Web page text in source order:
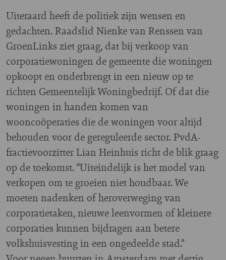
Uiteraard heeft de politiek zijn wensen en
gedachten. Raadslid Nienke van Renssen van
GroenLinks ziet graag, dat bij verkoop van
corporatiewoningen de gemeente die woningen
opkoopt en onderbrengt in een nieuw op te
richten Gemeentelijk Woningbedrijf. Of dat die
woningen in handen komen van
wooncoöperaties die de woningen voor altijd
behouden voor de gereguleerde sector. PvdA-
fractievoorzitter Lian Heinhuis richt de blik graag
op de toekomst. “Uiteindelijk is het model van
verkopen om te groeien niet houdbaar. We
moeten nadenken of heroverweging van
corporatietaken, nieuwe leenvormen of kleinere
corporaties kunnen bijdragen aan betere
volkshuisvesting in een ongedeelde stad.”